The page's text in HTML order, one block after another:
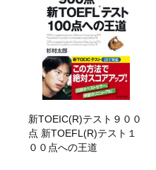
新TOEIC(R)テスト９００
点 新TOEFL(R)テスト１
００点への王道